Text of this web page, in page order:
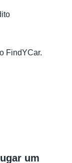
FindYCar.
um